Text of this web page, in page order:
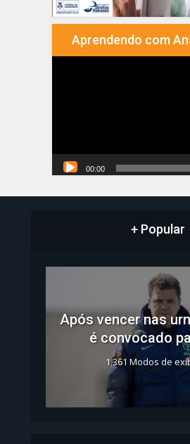
Aprendendo com
00:00
+ Popular
Após vencer nas
é convocado
1.361 Modos de